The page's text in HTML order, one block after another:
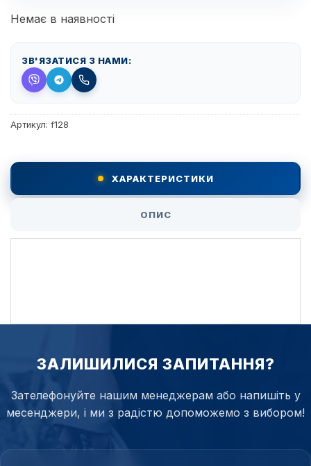
Немає в наявності
ЗВ'ЯЗАТИСЯ З НАМИ:
Артикул: f128
ХАРАКТЕРИСТИКИ
ОПИС
ЗАЛИШИЛИСЯ ЗАПИТАННЯ?
Зателефонуйте нашим менеджерам або напишіть у
месенджери, і ми з радістю допоможемо з вибором!